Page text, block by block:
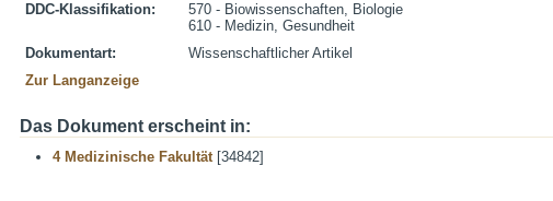
DDC-Klassifikation:
570 - Biowissenschaften, Biologie
610 - Medizin, Gesundheit
Dokumentart:
Wissenschaftlicher Artikel
Zur Langanzeige
Das Dokument erscheint in:
4 Medizinische Fakultät[34842]